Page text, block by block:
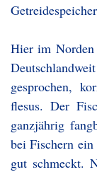
Hier im Norden
gesprochen,
flesus. Der
ganzjährig
bei Fischern
gut schmeckt.